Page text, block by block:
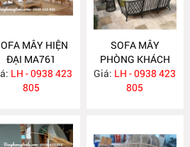
MÂY HIỆN
ĐẠI MA761
LH - 0938 423
805
SOFA MÂY
PHÒNG KHÁCH
MA760
Giá: LH - 0938 423
805